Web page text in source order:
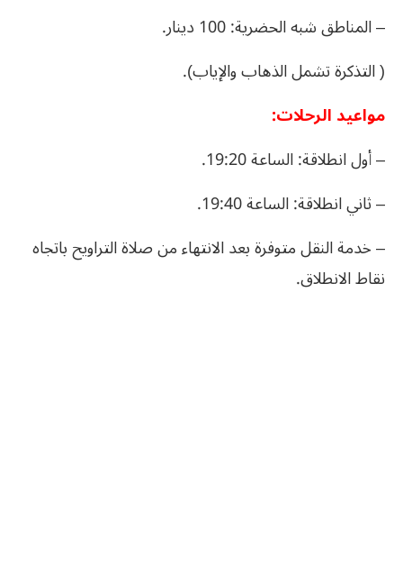
– المناطق شبه الحضرية: 100 دينار.
( التذكرة تشمل الذهاب والإياب).
مواعيد الرحلات:
– أول انطلاقة: الساعة 19:20.
– ثاني انطلاقة: الساعة 19:40.
– خدمة النقل متوفرة بعد الانتهاء من صلاة التراويح باتجاه
نقاط الانطلاق.